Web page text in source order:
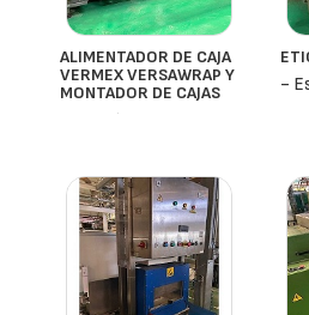
ALIMENTADOR DE CAJA
VERMEX VERSAWRAP Y
MONTADOR DE CAJAS
- España
-